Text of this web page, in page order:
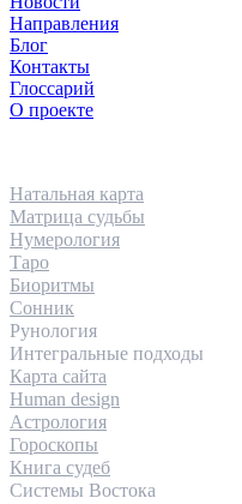
Направления
Блог
Контакты
Глоссарий
О проекте
Натальная карта
Матрица судьбы
Нумерология
Таро
Биоритмы
Сонник
Рунология
Интегральные подходы
Карта сайта
Human design
Астрология
Гороскопы
Книга судеб
Системы Востока